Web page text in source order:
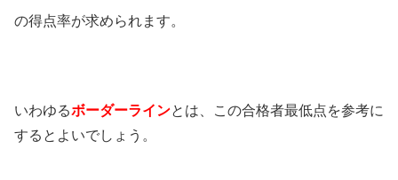
の得点率が求められます。
いわゆるボーダーラインとは、この合格者最低点を参考に
するとよいでしょう。